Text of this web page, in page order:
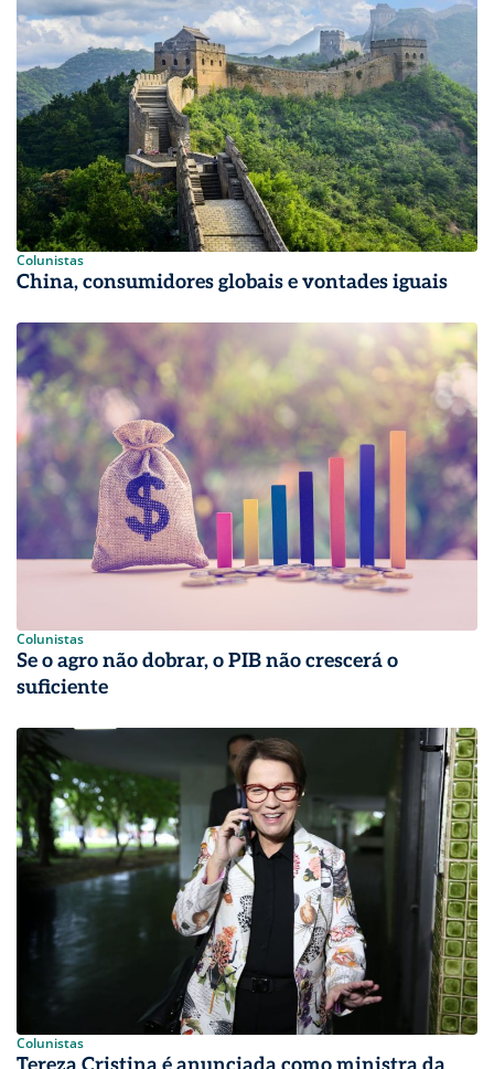
Colunistas
China, consumidores globais e vontades iguais
Colunistas
Se o agro não dobrar, o PIB não crescerá o
suficiente
Colunistas